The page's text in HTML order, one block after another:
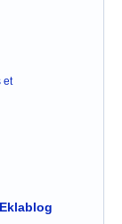
et